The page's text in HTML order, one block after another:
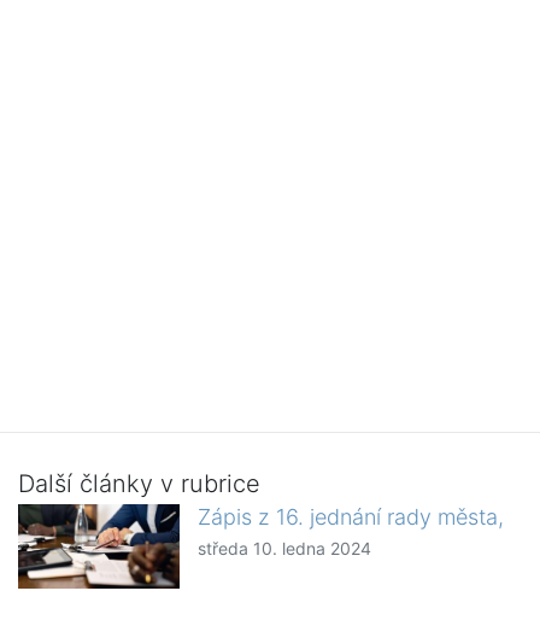
Další články v rubrice
Zápis z 16. jednání rady města,
středa 10. ledna 2024